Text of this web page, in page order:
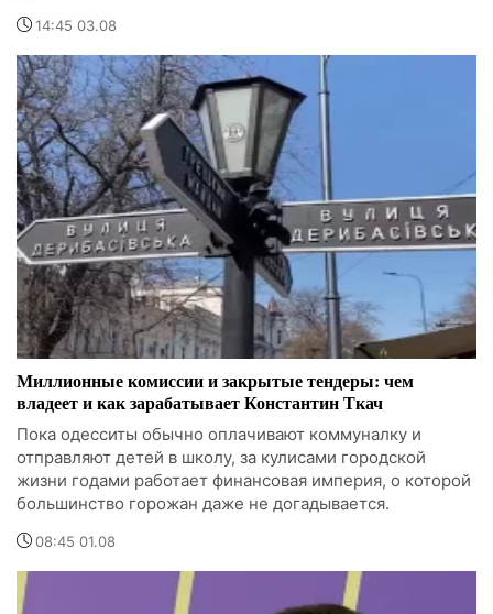
14:45 03.08
Миллионные комиссии и закрытые тендеры: чем
владеет и как зарабатывает Константин Ткач
Пока одесситы обычно оплачивают коммуналку и
отправляют детей в школу, за кулисами городской
жизни годами работает финансовая империя, о которой
большинство горожан даже не догадывается.
08:45 01.08